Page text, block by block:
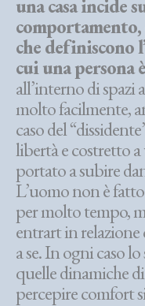
una casa incide
comportamento,
che definiscono
cui una persona
all’interno di spazi
molto facilmente,
caso del
libertà e costretto
portato a subire
L’uomo non è
per molto tempo,
entrart in
a se. In ogni caso
quelle dinamiche
percepire comfort